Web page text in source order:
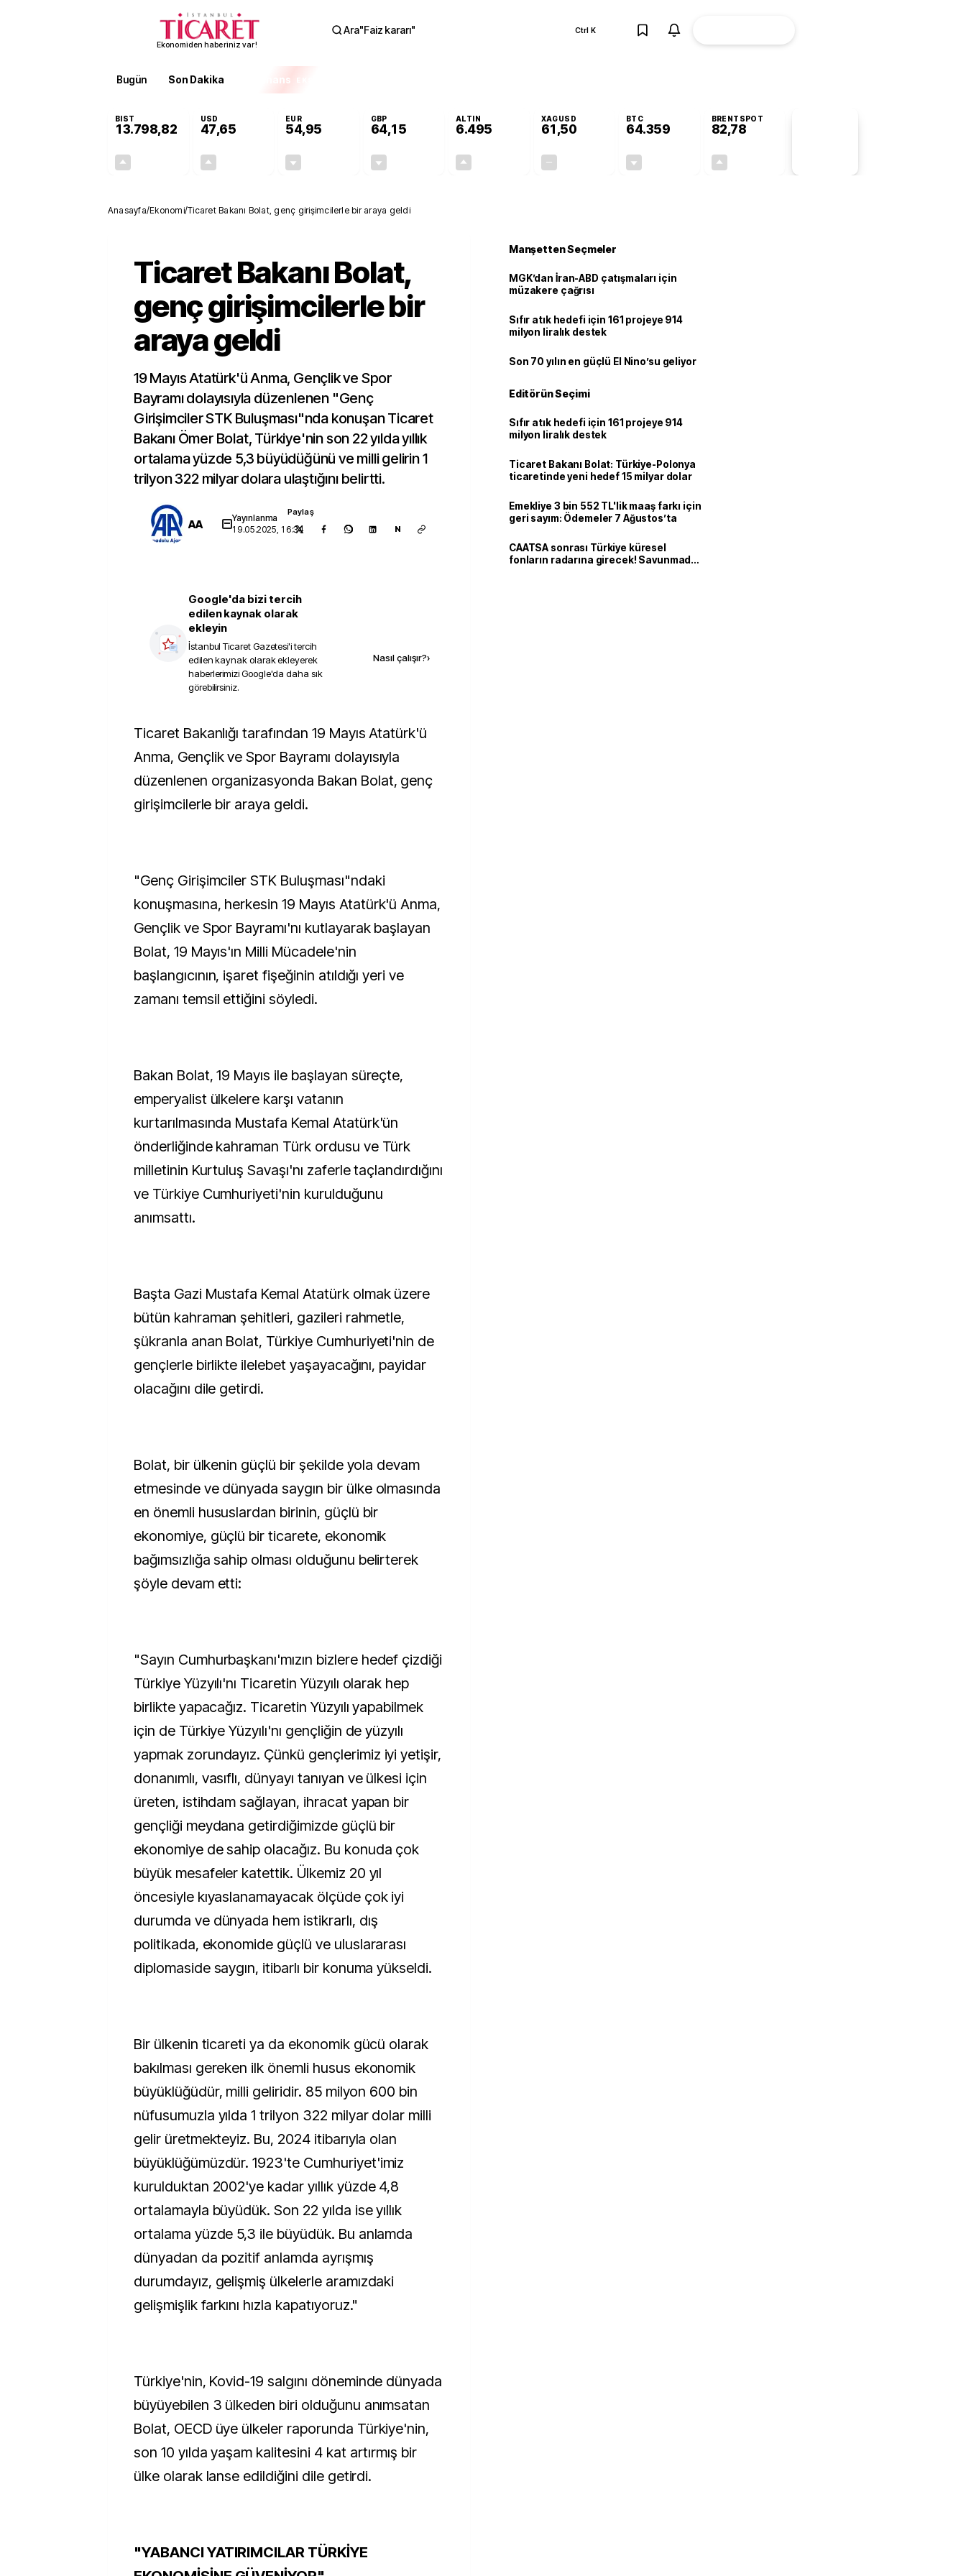
Ekonomiden haberiniz var!
Ara"Faiz kararı" Ctrl K
Bugün Son Dakika Finans
BIST
13.798,82
USD
47,65
EUR
54,95
GBP
64,15
ALTIN
6.495
XAGUSD
61,50
BTC
64.359
BRENTSPOT
82,78
Anasayfa/Ekonomi/Ticaret Bakanı Bolat, genç girişimcilerle bir araya geldi
Ticaret Bakanı Bolat,
genç girişimcilerle bir
araya geldi
19 Mayıs Atatürk'ü Anma, Gençlik ve Spor
Bayramı dolayısıyla düzenlenen "Genç
Girişimciler STK Buluşması"nda konuşan Ticaret
Bakanı Ömer Bolat, Türkiye'nin son 22 yılda yıllık
ortalama yüzde 5,3 büyüdüğünü ve milli gelirin 1
trilyon 322 milyar dolara ulaştığını belirtti.
AA
Yayınlanma
19.05.2025, 16:34
Paylaş
N
Google'da bizi tercih
edilen kaynak olarak
ekleyin
İstanbul Ticaret Gazetesi'i tercih
edilen kaynak olarak ekleyerek
haberlerimizi Google'da daha sık
görebilirsiniz.
Nasıl çalışır?›
Ticaret Bakanlığı tarafından 19 Mayıs Atatürk'ü
Anma, Gençlik ve Spor Bayramı dolayısıyla
düzenlenen organizasyonda Bakan Bolat, genç
girişimcilerle bir araya geldi.
"Genç Girişimciler STK Buluşması"ndaki
konuşmasına, herkesin 19 Mayıs Atatürk'ü Anma,
Gençlik ve Spor Bayramı'nı kutlayarak başlayan
Bolat, 19 Mayıs'ın Milli Mücadele'nin
başlangıcının, işaret fişeğinin atıldığı yeri ve
zamanı temsil ettiğini söyledi.
Bakan Bolat, 19 Mayıs ile başlayan süreçte,
emperyalist ülkelere karşı vatanın
kurtarılmasında Mustafa Kemal Atatürk'ün
önderliğinde kahraman Türk ordusu ve Türk
milletinin Kurtuluş Savaşı'nı zaferle taçlandırdığını
ve Türkiye Cumhuriyeti'nin kurulduğunu
anımsattı.
Başta Gazi Mustafa Kemal Atatürk olmak üzere
bütün kahraman şehitleri, gazileri rahmetle,
şükranla anan Bolat, Türkiye Cumhuriyeti'nin de
gençlerle birlikte ilelebet yaşayacağını, payidar
olacağını dile getirdi.
Bolat, bir ülkenin güçlü bir şekilde yola devam
etmesinde ve dünyada saygın bir ülke olmasında
en önemli hususlardan birinin, güçlü bir
ekonomiye, güçlü bir ticarete, ekonomik
bağımsızlığa sahip olması olduğunu belirterek
şöyle devam etti:
"Sayın Cumhurbaşkanı'mızın bizlere hedef çizdiği
Türkiye Yüzyılı'nı Ticaretin Yüzyılı olarak hep
birlikte yapacağız. Ticaretin Yüzyılı yapabilmek
için de Türkiye Yüzyılı'nı gençliğin de yüzyılı
yapmak zorundayız. Çünkü gençlerimiz iyi yetişir,
donanımlı, vasıflı, dünyayı tanıyan ve ülkesi için
üreten, istihdam sağlayan, ihracat yapan bir
gençliği meydana getirdiğimizde güçlü bir
ekonomiye de sahip olacağız. Bu konuda çok
büyük mesafeler katettik. Ülkemiz 20 yıl
öncesiyle kıyaslanamayacak ölçüde çok iyi
durumda ve dünyada hem istikrarlı, dış
politikada, ekonomide güçlü ve uluslararası
diplomaside saygın, itibarlı bir konuma yükseldi.
Bir ülkenin ticareti ya da ekonomik gücü olarak
bakılması gereken ilk önemli husus ekonomik
büyüklüğüdür, milli geliridir. 85 milyon 600 bin
nüfusumuzla yılda 1 trilyon 322 milyar dolar milli
gelir üretmekteyiz. Bu, 2024 itibarıyla olan
büyüklüğümüzdür. 1923'te Cumhuriyet'imiz
kurulduktan 2002'ye kadar yıllık yüzde 4,8
ortalamayla büyüdük. Son 22 yılda ise yıllık
ortalama yüzde 5,3 ile büyüdük. Bu anlamda
dünyadan da pozitif anlamda ayrışmış
durumdayız, gelişmiş ülkelerle aramızdaki
gelişmişlik farkını hızla kapatıyoruz."
Türkiye'nin, Kovid-19 salgını döneminde dünyada
büyüyebilen 3 ülkeden biri olduğunu anımsatan
Bolat, OECD üye ülkeler raporunda Türkiye'nin,
son 10 yılda yaşam kalitesini 4 kat artırmış bir
ülke olarak lanse edildiğini dile getirdi.
"YABANCI YATIRIMCILAR TÜRKİYE
Manşetten Seçmeler
MGK’dan İran-ABD çatışmaları için
müzakere çağrısı
Sıfır atık hedefi için 161 projeye 914
milyon liralık destek
Son 70 yılın en güçlü El Nino’su geliyor
Editörün Seçimi
Sıfır atık hedefi için 161 projeye 914
milyon liralık destek
Ticaret Bakanı Bolat: Türkiye-Polonya
ticaretinde yeni hedef 15 milyar dolar
Emekliye 3 bin 552 TL'lik maaş farkı için
geri sayım: Ödemeler 7 Ağustos’ta
CAATSA sonrası Türkiye küresel
fonların radarına girecek! Savunmadan